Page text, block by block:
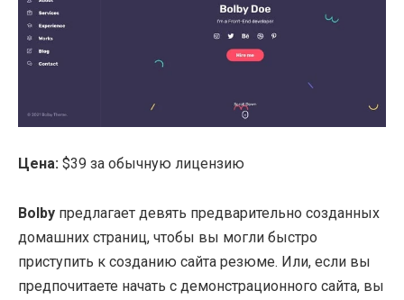
Цена: $39 за обычную лицензию
Bolby предлагает девять предварительно созданных
домашних страниц, чтобы вы могли быстро
приступить к созданию сайта резюме. Или, если вы
предпочитаете начать с демонстрационного сайта, вы